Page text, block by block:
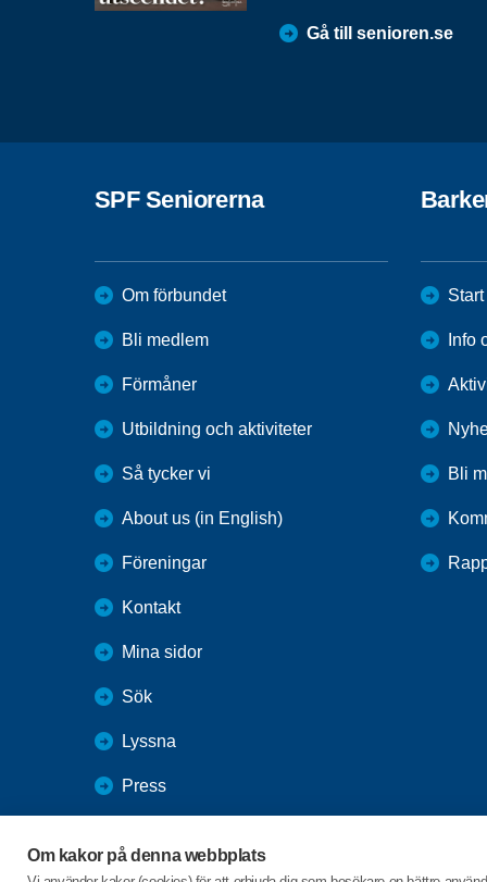
Om kakor på denna webbplats
Gå till senioren.se
SPF Seniorerna
Om förbundet
Bli medlem
Förmåner
Utbildning och aktiviteter
Så tycker vi
About us (in English)
Föreningar
Kontakt
Mina sidor
Sök
Lyssna
Press
SPF Seniorernas intranät
Start
Info
Bli